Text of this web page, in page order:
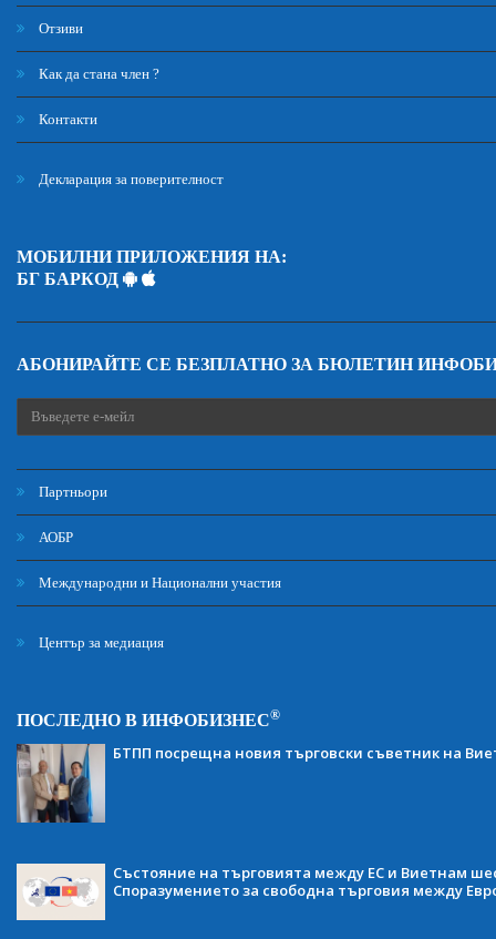
Отзиви
Как да стана член ?
Контакти
Декларация за поверителност
МОБИЛНИ ПРИЛОЖЕНИЯ НА:
БГ БАРКОД
АБОНИРАЙТЕ СЕ БЕЗПЛАТНО ЗА БЮЛЕТИН
Партньори
АОБР
Международни и Национални участия
Център за медиация
ПОСЛЕДНО В ИНФОБИЗНЕС®
БТПП посрещна новия търговски съветник на
Състояние на търговията между ЕС и Виетнам
Споразумението за свободна търговия между